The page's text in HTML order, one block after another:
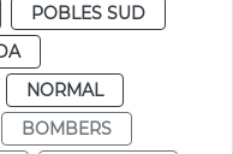
POBLES SUD
NORMAL
BOMBERS